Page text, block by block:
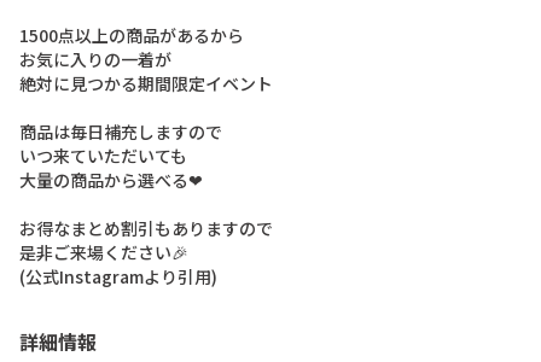
1500点以上の商品があるから
お気に入りの一着が
絶対に見つかる期間限定イベント
商品は毎日補充しますので
いつ来ていただいても
大量の商品から選べる❤
お得なまとめ割引もありますので
是非ご来場ください🎉
(公式Instagramより引用)
詳細情報